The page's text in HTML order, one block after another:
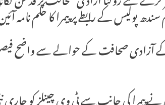
سندھ پولیس کے رابطے پر پیمرا کا حکم
کے آزادی صحافت کے حوالے سے